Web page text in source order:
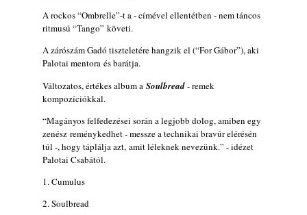
(Sátoraljaújhely – 2026. augusztus 13-23.)
2026. augusztus 01.
Jazz-rock albumok 1986-ból - John Scofield
„Still Warm”
2026. augusztus 01.
Ma 40 éves Gyarmati Gábor és 54 éves
Florian Ross
2026. augusztus 01.
Vér, tornádó és jazz – megjelent a Daveform
lemezének új előfutára, a Sharknado
2026. július 31.
A rockos “Ombrelle”-t a - címével ellentétben - nem táncos
ritmusú “Tango” követi.
A zárószám Gadó tiszteletére hangzik el (“For Gábor”), aki
Palotai mentora és barátja.
Változatos, értékes album a Soulbread- remek
kompozíciókkal.
“Magányos felfedezései során a legjobb dolog, amiben egy
zenész reménykedhet - messze a technikai bravúr elérésén
túl -, hogy táplálja azt, amit léleknek nevezünk.” - idézet
Palotai Csabától.
1. Cumulus
2. Soulbread